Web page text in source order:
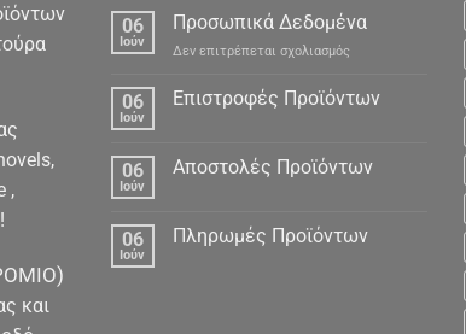
,
και
06
Ιούν
Προσωπικά Δεδομένα
Δεν επιτρέπεται σχολιασμόςστο
Δεδομένα
06
Ιούν
Επιστροφές Προϊόντων
06
Ιούν
Αποστολές Προϊόντων
06
Ιούν
Πληρωμές Προϊόντων